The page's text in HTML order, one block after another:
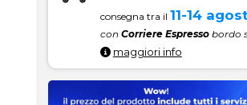
consegna tra il 11-14
con Corriere Espressobordo
maggiori info